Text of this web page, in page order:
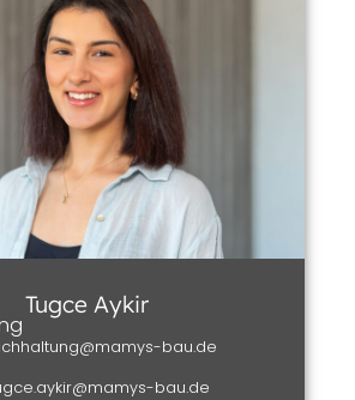
Tugce Aykir
bau.de
bau.de